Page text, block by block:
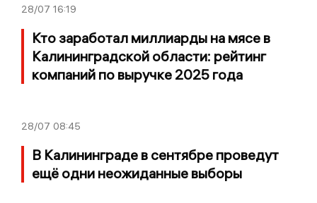
28/07 16:19
Кто заработал миллиарды на мясе в
Калининградской области: рейтинг
компаний по выручке 2025 года
28/07 08:45
В Калининграде в сентябре проведут
ещё одни неожиданные выборы